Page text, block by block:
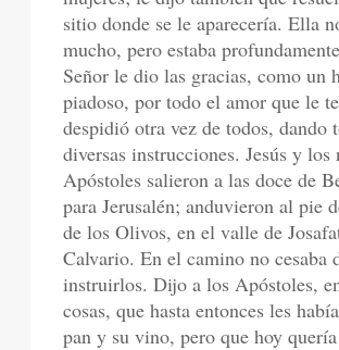
sitio donde se le aparecería. Ella
mucho, pero estaba
Señor le dio las gracias, como un
piadoso, por todo el amor que le
despidió otra vez de todos, dando
diversas instrucciones. Jesús y los
Apóstoles salieron a las doce de
para Jerusalén; anduvieron al pie
de los Olivos, en el valle de
Calvario. En el camino no cesaba
instruirlos. Dijo a los Apóstoles,
cosas, que hasta entonces les
pan y su vino, pero que hoy